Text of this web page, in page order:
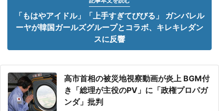
「もはやアイドル」「上手すぎてびびる」 ガンバレル
ーヤが韓国ガールズグループとコラボ、キレキレダン
スに反響
高市首相の被災地視察動画が炎上 BGM付
き「総理が主役のPV」に「政権プロパガ
ンダ」批判